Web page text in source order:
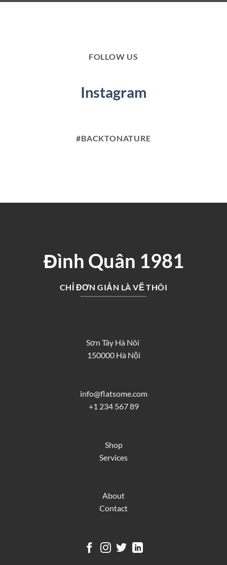
FOLLOW US
Instagram
#BACKTONATURE
Đình Quân 1981
CHỈ ĐƠN GIẢN LÀ VẼ THÔI
Sơn Tây Hà Nôi
150000 Hà Nội
info@flatsome.com
+1 234 567 89
Shop
Services
About
Contact